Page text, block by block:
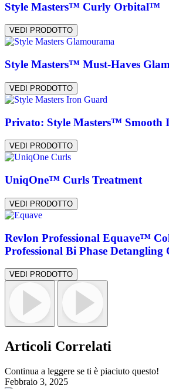
Style Masters™ Curly Orbital™
VEDI PRODOTTO
Style Masters™ Must-Haves
VEDI PRODOTTO
Privato: Style Masters™
VEDI PRODOTTO
UniqOne™ Curls Treatment
VEDI PRODOTTO
Revlon Professional Equave™
Professional Bi Phase
VEDI PRODOTTO
Articoli Correlati
Continua a leggere se ti è piaciuto questo!
Febbraio 3, 2025